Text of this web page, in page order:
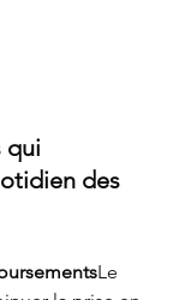
qui
des
Le